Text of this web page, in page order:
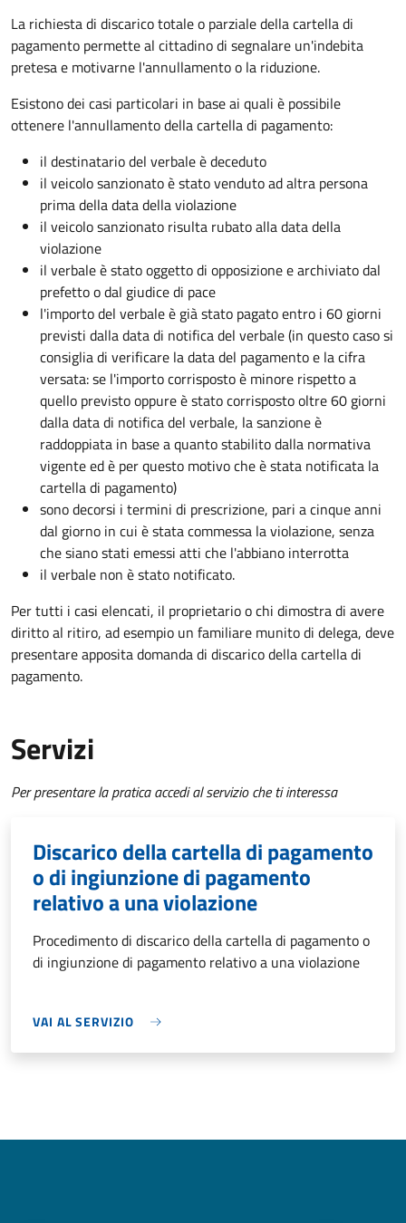
La richiesta di discarico totale o parziale della cartella di
pagamento permette al cittadino di segnalare un'indebita
pretesa e motivarne l'annullamento o la riduzione.
Esistono dei casi particolari in base ai quali è possibile
ottenere l'annullamento della cartella di pagamento:
il destinatario del verbale è deceduto
il veicolo sanzionato è stato venduto ad altra persona
prima della data della violazione
il veicolo sanzionato risulta rubato alla data della
violazione
il verbale è stato oggetto di opposizione e archiviato dal
prefetto o dal giudice di pace
l'importo del verbale è già stato pagato entro i 60 giorni
previsti dalla data di notifica del verbale (in questo caso si
consiglia di verificare la data del pagamento e la cifra
versata: se l'importo corrisposto è minore rispetto a
quello previsto oppure è stato corrisposto oltre 60 giorni
dalla data di notifica del verbale, la sanzione è
raddoppiata in base a quanto stabilito dalla normativa
vigente ed è per questo motivo che è stata notificata la
cartella di pagamento)
sono decorsi i termini di prescrizione, pari a cinque anni
dal giorno in cui è stata commessa la violazione, senza
che siano stati emessi atti che l'abbiano interrotta
il verbale non è stato notificato.
Per tutti i casi elencati, il proprietario o chi dimostra di avere
diritto al ritiro, ad esempio un familiare munito di delega, deve
presentare apposita domanda di discarico della cartella di
pagamento.
Servizi
Per presentare la pratica accedi al servizio che ti interessa
Discarico della cartella di pagamento
o di ingiunzione di pagamento
relativo a una violazione
Procedimento di discarico della cartella di pagamento o
di ingiunzione di pagamento relativo a una violazione
VAI AL SERVIZIO